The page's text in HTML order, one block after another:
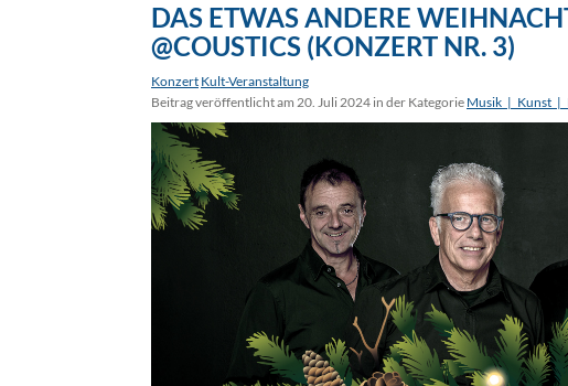
DAS ETWAS ANDERE
@COUSTICS (KONZERT NR. 3)
Konzert Kult-Veranstaltung
Beitrag veröffentlicht am 20. Juli 2024 in der Kategorie